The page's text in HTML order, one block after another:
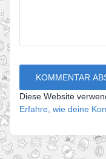
Diese Website
Erfahre, wie deine